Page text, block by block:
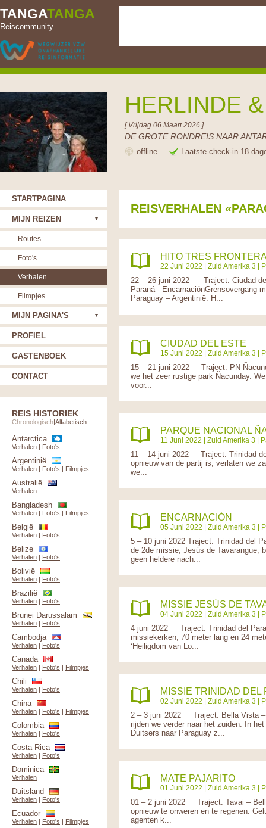
TANGATANGA
Reiscommunity
HERLINDE
[ Vrijdag 06 Maart 2026 ]
DE GROTE RONDREIS NAAR
offline Laatste check-in 18
REISVERHALEN
HITO TRES
22 Juni 2022 | Zuid Amerika 3 |
22 – 26 juni 2022 Traject: Ciudad del
Paraná - EncarnaciónGrensovergang
Paraguay – Argentinië. H...
CIUDAD DEL ESTE
15 Juni 2022 | Zuid Amerika 3 |
15 – 21 juni 2022 Traject: PN
we het zeer rustige park Ñacunday.
voor...
PARQUE NACIONAL
11 Juni 2022 | Zuid Amerika 3 |
11 – 14 juni 2022 Traject: Trinidad
opnieuw van de partij is, verlaten we
we...
ENCARNACIÓN
05 Juni 2022 | Zuid Amerika 3 |
5 – 10 juni 2022 Traject: Trinidad del
de 2de missie, Jesús de Tavarangue,
geen heldere nach...
MISSIE JESÚS DE
04 Juni 2022 | Zuid Amerika 3 |
4 juni 2022 Traject: Trinidad del
missiekerken, 70 meter lang en 24
‘Heiligdom van Lo...
MISSIE TRINIDAD DEL
02 Juni 2022 | Zuid Amerika 3 |
2 – 3 juni 2022 Traject: Bella Vista –
rijden we verder naar het zuiden. In
Duitsers naar Paraguay z...
MATE PAJARITO
01 Juni 2022 | Zuid Amerika 3 |
01 – 2 juni 2022 Traject: Tavai –
opnieuw te onweren en te regenen.
agenten k...
STARTPAGINA
MIJN REIZEN
Routes
Foto's
Verhalen
Filmpjes
MIJN PAGINA'S
PROFIEL
GASTENBOEK
CONTACT
REIS HISTORIEK
Chronologisch|Alfabetisch
Antarctica
Verhalen | Foto's
Argentinië
Verhalen | Foto's | Filmpjes
Australië
Verhalen
Bangladesh
Verhalen | Foto's | Filmpjes
België
Verhalen | Foto's
Belize
Verhalen | Foto's
Bolivië
Verhalen | Foto's
Brazilië
Verhalen | Foto's
Brunei Darussalam
Verhalen | Foto's
Cambodja
Verhalen | Foto's
Canada
Verhalen | Foto's | Filmpjes
Chili
Verhalen | Foto's
China
Verhalen | Foto's | Filmpjes
Colombia
Verhalen | Foto's
Costa Rica
Verhalen | Foto's
Dominica
Verhalen
Duitsland
Verhalen | Foto's
Ecuador
Verhalen | Foto's | Filmpjes